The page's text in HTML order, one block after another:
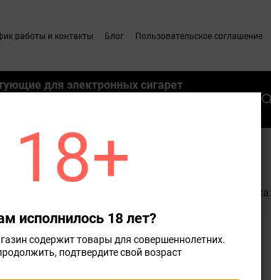
работы и контакты Блог Пользовательское соглашение
для электронных сигарет
POD систем
Сортировка:
18+
исполнилось 18 лет?
содержит товары для совершеннолетних.
подтвердите свой возраст